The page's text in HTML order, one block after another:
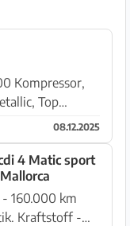
Kompressor,
Top
Klima, Audio,
Baujahr 2005,
spanische
kleine
08.12.2025
4 Matic sport
160.000 km
Kraftstoff -